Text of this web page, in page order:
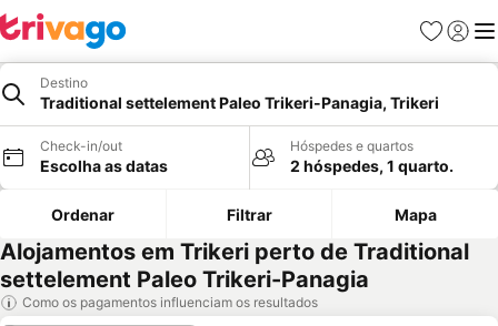
Favoritos
Iniciar
Destino
Traditional settelement Paleo Trikeri-Panagia, Trikeri
Check-in/out
Escolha as datas
Hóspedes e quartos
2 hóspedes, 1 quarto.
Ordenar Filtrar Mapa
Alojamentos em Trikeri perto de Traditional
settelement Paleo Trikeri-Panagia
Como os pagamentos influenciam os resultados